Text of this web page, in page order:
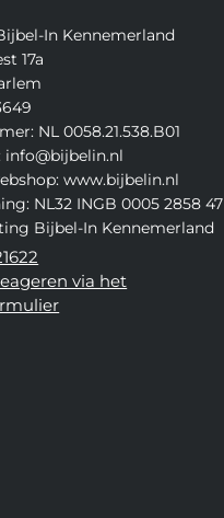
In Kennemerland
17a
NL 0058.21.538.B01
info@bijbelin.nl
www.bijbelin.nl
NL32 INGB 0005 2858 47
Bijbel-In Kennemerland
via het